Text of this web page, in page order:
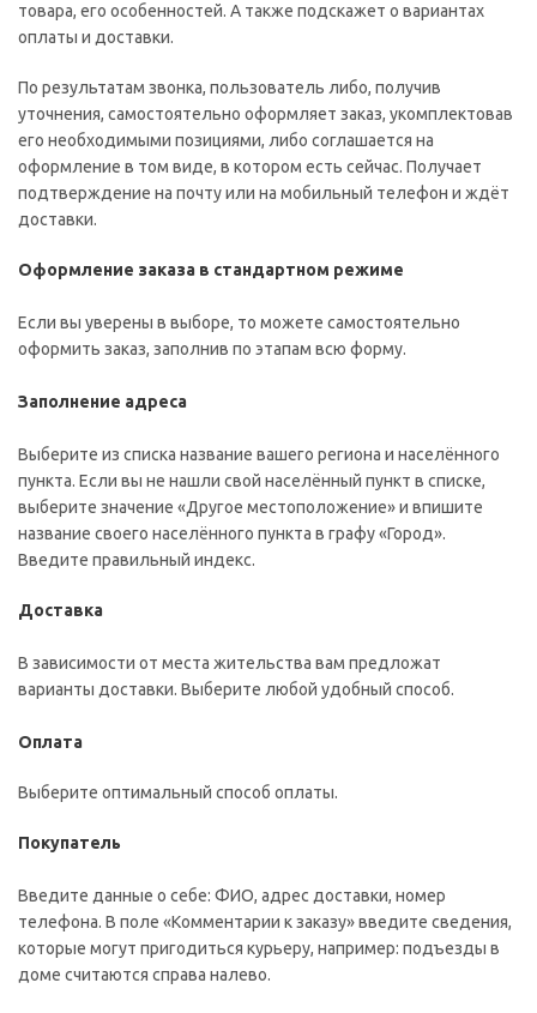
товара, его особенностей. А также подскажет о вариантах
оплаты и доставки.
По результатам звонка, пользователь либо, получив
уточнения, самостоятельно оформляет заказ, укомплектовав
его необходимыми позициями, либо соглашается на
оформление в том виде, в котором есть сейчас. Получает
подтверждение на почту или на мобильный телефон и ждёт
доставки.
Оформление заказа в стандартном режиме
Если вы уверены в выборе, то можете самостоятельно
оформить заказ, заполнив по этапам всю форму.
Заполнение адреса
Выберите из списка название вашего региона и населённого
пункта. Если вы не нашли свой населённый пункт в списке,
выберите значение «Другое местоположение» и впишите
название своего населённого пункта в графу «Город».
Введите правильный индекс.
Доставка
В зависимости от места жительства вам предложат
варианты доставки. Выберите любой удобный способ.
Оплата
Выберите оптимальный способ оплаты.
Покупатель
Введите данные о себе: ФИО, адрес доставки, номер
телефона. В поле «Комментарии к заказу» введите сведения,
которые могут пригодиться курьеру, например: подъезды в
доме считаются справа налево.